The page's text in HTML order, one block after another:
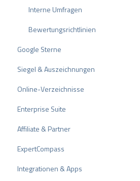
Interne Umfragen
Bewertungsrichtlinien
Google Sterne
Rich Snippet
Siegel & Auszeichnungen
PRO Seal
Bewertungssiegel
Auszeichnungen
Online-Verzeichnisse
Enterprise Suite
Affiliate & Partner
Partnerprogramm
Empfehlung
ExpertCompass
Integrationen & Apps